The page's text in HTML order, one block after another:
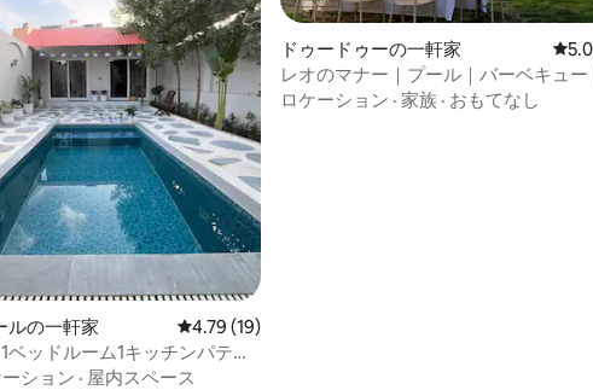
つ星の平均評価
ルの一軒家 レビュー19件、5つ星中4.79つ星の平均評価
4.79 (19)
ベッドルーム1キッチンパティ
イベートプールヴィラ
ーション · 屋内スペース
ドゥードゥーの一軒家 レ
レオのマナー｜プール｜バーベキュー
専属シェフ
ロケーション · 家族 · おもてなし